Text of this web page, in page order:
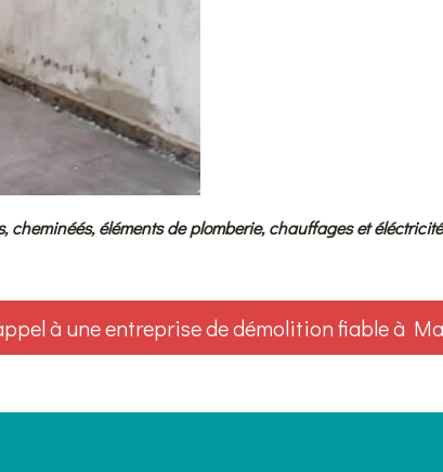
éléments de plomberie, chauffages et
à une entreprise de démolition fiable à